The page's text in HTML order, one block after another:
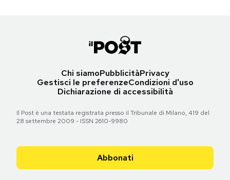
Chi siamoPubblicitàPrivacy
Gestisci le preferenzeCondizioni d'uso
Dichiarazione di accessibilità
Il Post è una testata registrata presso il Tribunale di Milano, 419 del
28 settembre 2009 - ISSN 2610-9980
Abbonati